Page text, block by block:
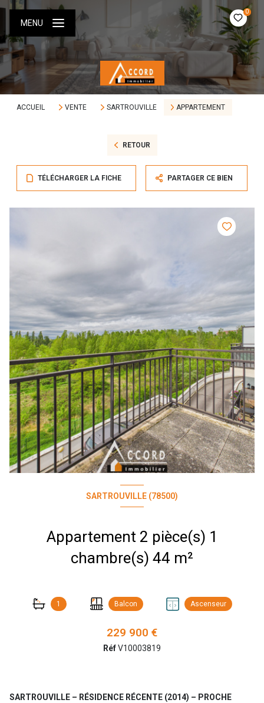
0
MENU
ACCUEIL VENTE SARTROUVILLE APPARTEMENT
RETOUR
TÉLÉCHARGER LA FICHE PARTAGER CE BIEN
SARTROUVILLE (78500)
Appartement 2 pièce(s) 1
chambre(s) 44 m²
1 Balcon Ascenseur
229 900 €
RéfV10003819
SARTROUVILLE – RÉSIDENCE RÉCENTE (2014) – PROCHE